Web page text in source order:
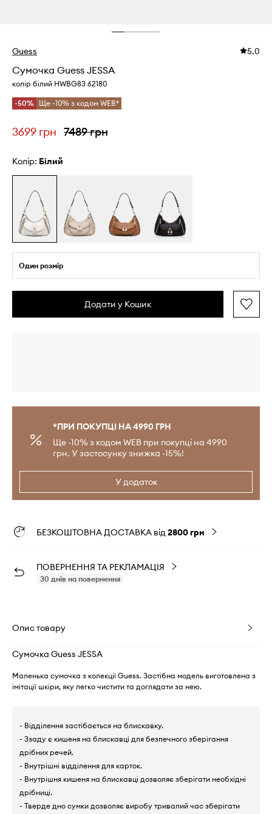
Guess 5.0
Сумочка Guess JESSA
колір білий HWBG83 62180
-50% Ще -10% з кодом WEB*
3699 грн 7489 грн
Колір: білий
Один розмір
Додати у Кошик
*ПРИ ПОКУПЦІ НА 4990 ГРН
Ще -10% з кодом WEB при покупці на 4990
грн. У застосунку знижка -15%!
У додаток
БЕЗКОШТОВНА ДОСТАВКА від2800 грн
ПОВЕРНЕННЯ ТА РЕКЛАМАЦІЯ
30 днів на повернення
Опис товару
Сумочка Guess JESSA
Маленька сумочка з колекції Guess. Застібна модель виготовлена з
імітації шкіри, яку легко чистити та доглядати за нею.
- Відділення застібається на блискавку.
- Ззаду є кишеня на блискавці для безпечного зберігання
дрібних речей.
- Внутрішні відділення для карток.
- Внутрішня кишеня на блискавці дозволяє зберігати необхідні
дрібниці.
- Тверде дно сумки дозволяє виробу тривалий час зберігати